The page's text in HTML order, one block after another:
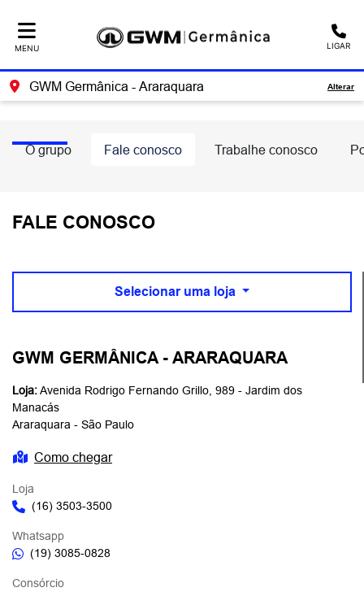
MENU LIGAR
GWM Germânica - Araraquara Alterar
O grupo Fale conosco Trabalhe conosco
FALE CONOSCO
Selecionar uma loja
GWM GERMÂNICA - ARARAQUARA
Loja:Avenida Rodrigo Fernando Grillo, 989 - Jardim dos
Manacás
Araraquara - São Paulo
Como chegar
Loja
(16) 3503-3500
Whatsapp
(19) 3085-0828
Consórcio